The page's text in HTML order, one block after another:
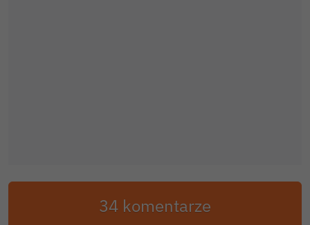
34 komentarze